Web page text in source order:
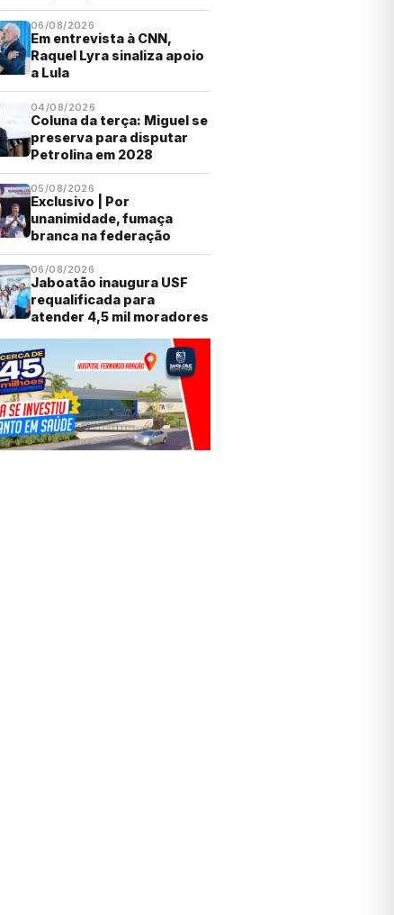
06/08/2026
Em entrevista à CNN,
Raquel Lyra sinaliza apoio
a Lula
04/08/2026
Coluna da terça: Miguel se
preserva para disputar
Petrolina em 2028
05/08/2026
Exclusivo | Por
unanimidade, fumaça
branca na federação
06/08/2026
Jaboatão inaugura USF
requalificada para
atender 4,5 mil moradores